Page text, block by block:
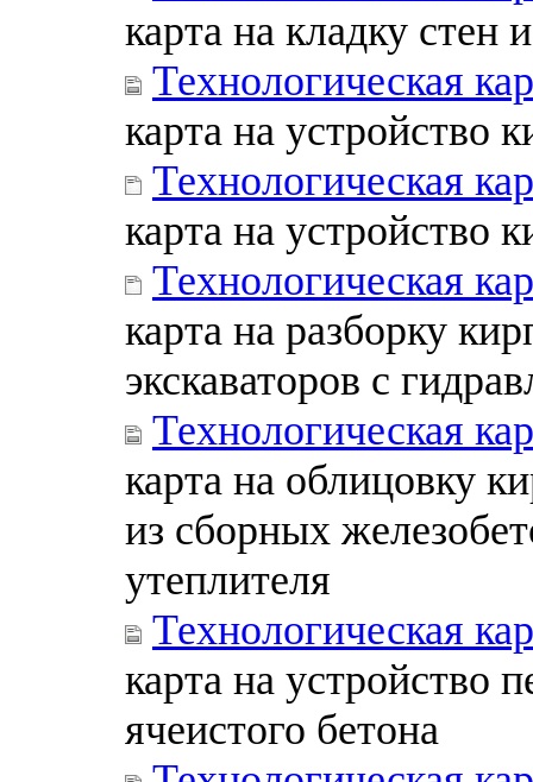
карта на кладку
Технологическая
карта на устройство
Технологическая
карта на устройство
Технологическая
карта на разборку
экскаваторов с
Технологическая
карта на облицовку
из сборных
утеплителя
Технологическая
карта на устройство
ячеистого бетона